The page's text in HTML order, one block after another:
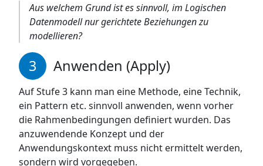
Aus welchem Grund ist es sinnvoll, im Logischen
Datenmodell nur gerichtete Beziehungen zu
modellieren?
Anwenden (Apply)
Auf Stufe 3 kann man eine Methode, eine Technik,
ein Pattern etc. sinnvoll anwenden, wenn vorher
die Rahmenbedingungen definiert wurden. Das
anzuwendende Konzept und der
Anwendungskontext muss nicht ermittelt werden,
sondern wird vorgegeben.